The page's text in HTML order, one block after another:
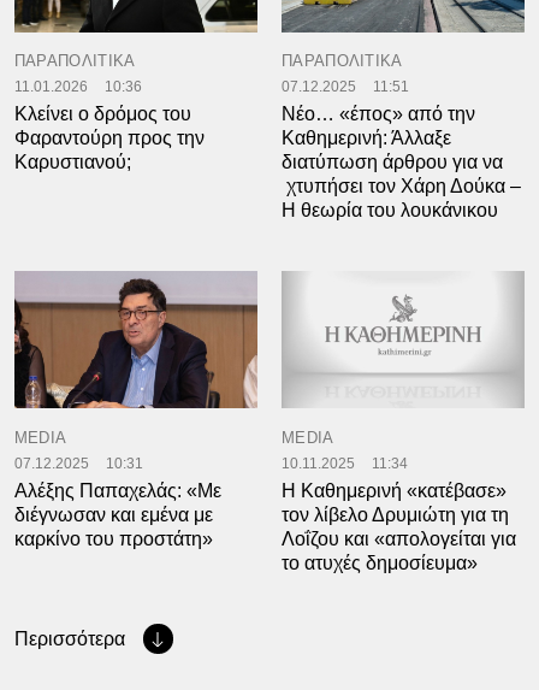
ΠΑΡΑΠΟΛΙΤΙΚΑ
11.01.2026 10:36
Κλείνει ο δρόμος του
Φαραντούρη προς την
Καρυστιανού;
ΠΑΡΑΠΟΛΙΤΙΚΑ
07.12.2025 11:51
Νέο… «έπος» από την
Καθημερινή: Άλλαξε
διατύπωση άρθρου για να
χτυπήσει τον Χάρη Δούκα –
Η θεωρία του λουκάνικου
MEDIA
07.12.2025 10:31
Αλέξης Παπαχελάς: «Με
διέγνωσαν και εμένα με
καρκίνο του προστάτη»
MEDIA
10.11.2025 11:34
Η Καθημερινή «κατέβασε»
τον λίβελο Δρυμιώτη για τη
Λοΐζου και «απολογείται για
το ατυχές δημοσίευμα»
Περισσότερα